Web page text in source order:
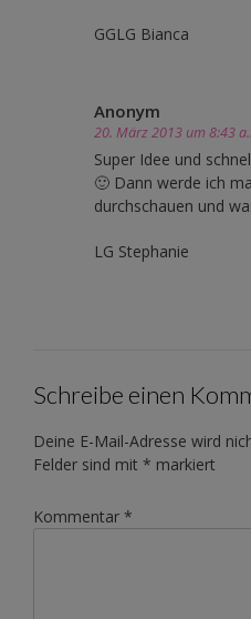
GGLG Bianca
Anonym
20. März 2013 um 8:43
Super Idee und
🙂 Dann werde ich
durchschauen und
LG Stephanie
Schreibe einen
Deine E-Mail-Adresse wird
Felder sind mit * markiert
Kommentar *